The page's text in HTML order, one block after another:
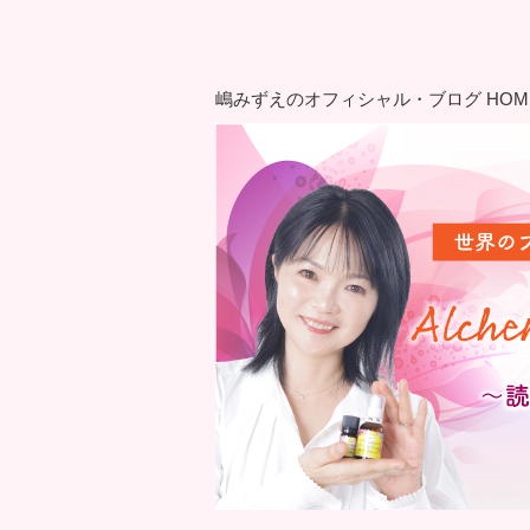
嶋みずえのオフィシャル・ブログ